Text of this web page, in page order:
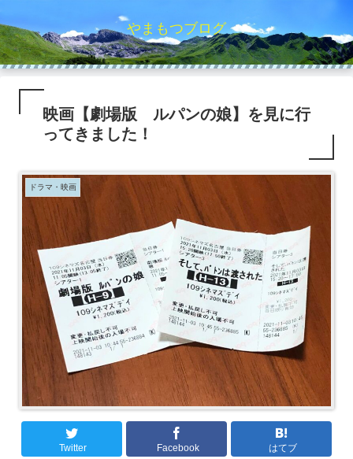
やまもつブログ
映画【劇場版 ルパンの娘】を見に行
ってきました！
ドラマ・映画
Twitter Facebook はてブ